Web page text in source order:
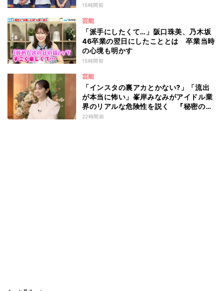
15時間前
芸能
「派手にしたくて…」阪口珠美、乃木坂
46卒業の翌日にしたこととは 卒業当時
の心境も明かす
15時間前
芸能
「インスタの裏アカとかない?」「流出
が本当に怖い」峯岸みなみがアイドル業
界のリアルな危険性を説く 『秘密のマ
マ園』特別編
22時間前